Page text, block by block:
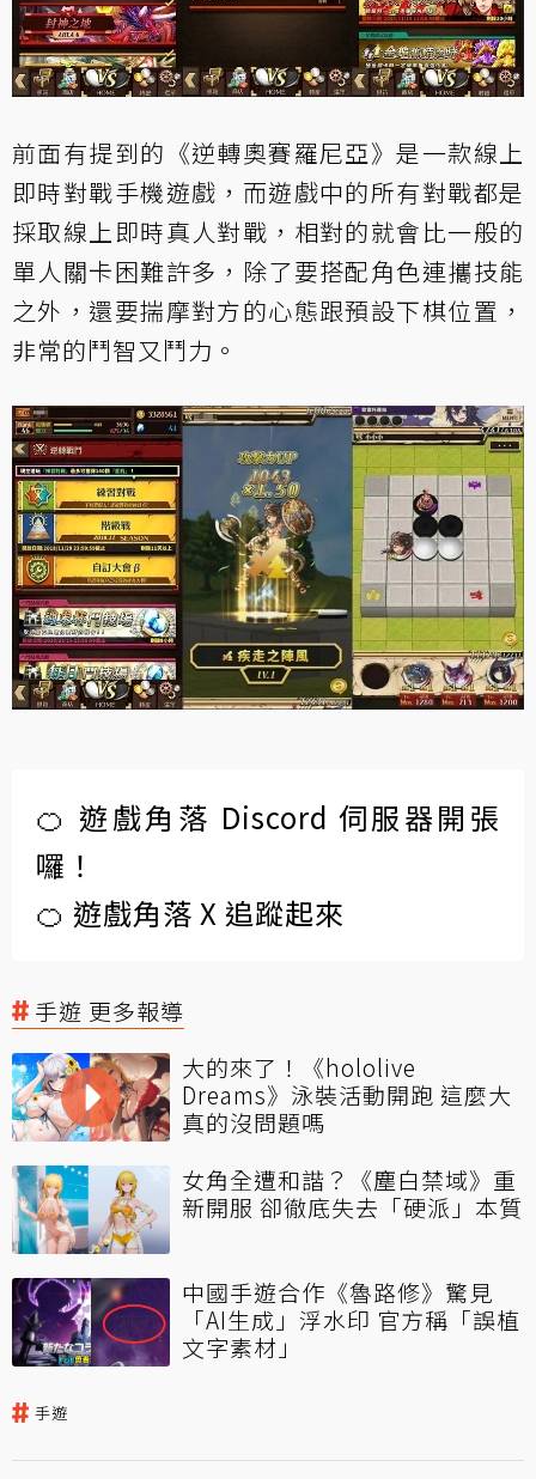
前面有提到的《逆轉奧賽羅尼亞》是一款線上
即時對戰手機遊戲，而遊戲中的所有對戰都是
採取線上即時真人對戰，相對的就會比一般的
單人關卡困難許多，除了要搭配角色連攜技能
之外，還要揣摩對方的心態跟預設下棋位置，
非常的鬥智又鬥力。
🍊 遊戲角落 Discord 伺服器開張
囉！
🍊 遊戲角落 X 追蹤起來
手遊 更多報導
大的來了！《hololive
Dreams》泳裝活動開跑 這麼大
真的沒問題嗎
女角全遭和諧？《塵白禁域》重
新開服 卻徹底失去「硬派」本質
中國手遊合作《魯路修》驚見
「AI生成」浮水印 官方稱「誤植
文字素材」
手遊